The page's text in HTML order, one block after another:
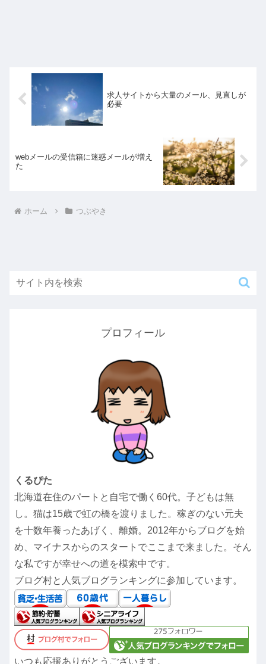
求人サイトから大量のメール、見直しが
必要
webメールの受信箱に迷惑メールが増え
た
ホーム つぶやき
プロフィール
くるぴた
北海道在住のパートと自宅で働く60代。子どもは無
し。猫は15歳で虹の橋を渡りました。稼ぎのない元夫
を十数年養ったあげく、離婚。2012年からブログを始
め、マイナスからのスタートでここまで来ました。そん
な私ですが幸せへの道を模索中です。
ブログ村と人気ブログランキングに参加しています。
いつも応援ありがとうございます。